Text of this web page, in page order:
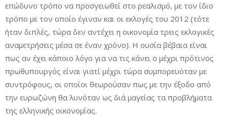
επώδυνο τρόπο να προσγειωθεί στο ρεαλισμό, με τον ίδιο
τρόπο με τον οποίο έγιναν και οι εκλογές του 2012 (τότε
ήταν διπλές, τώρα δεν αντέχει η οικονομία τρεις εκλογικές
αναμετρήσεις μέσα σε έναν χρόνο). Η ουσία βέβαια είναι
πως αν έχει κάποιο λόγο για να τις κάνει ο μέχρι πρότινος
πρωθυπουργός είναι γιατί μέχρι τώρα συμπορευόταν με
συντρόφους, οι οποίοι θεωρούσαν πως με την έξοδο από
την ευρωζώνη θα λυνόταν ως διά μαγείας τα προβλήματα
της ελληνικής οικονομίας.